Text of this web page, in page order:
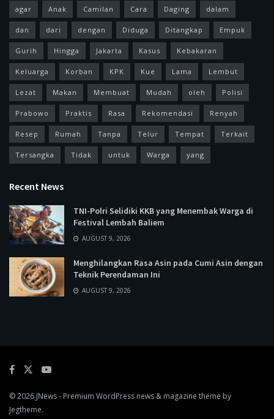
agar Anak Camilan Cara Daging dalam
dan dari dengan Diduga Ditangkap Empuk
Gurih Hingga Jakarta Kasus Kebakaran
Keluarga Korban KPK Kue Lama Lembut
Lezat Makan Membuat Mudah oleh Polisi
Prabowo Praktis Rasa Rekomendasi Renyah
Resep Rumah Tanpa Telur Tempat Terkait
Tersangka Tidak untuk Warga yang
Recent News
TNI-Polri Selidiki KKB yang Menembak Warga di
Festival Lembah Baliem
AUGUST 9, 2026
Menghilangkan Rasa Asin pada Cumi Asin dengan
Teknik Perendaman Ini
AUGUST 9, 2026
© 2026 JNews- Premium WordPress news & magazine theme by
Jegtheme.